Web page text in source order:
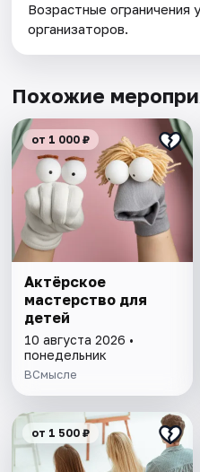
Возрастные ограничения
организаторов.
Похожие
от 1 000 ₽
Актёрское
мастерство для
детей
10 августа 2026 •
понедельник
ВСмысле
от 1 500 ₽